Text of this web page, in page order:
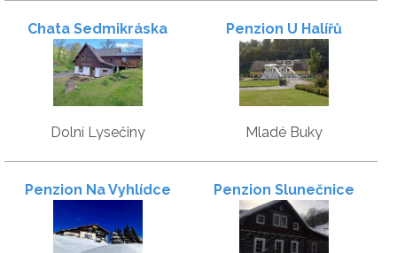
Chata Sedmikráska
Dolní Lysečiny
Penzion U Halířů
Mladé Buky
Penzion Na Vyhlídce Penzion Slunečnice